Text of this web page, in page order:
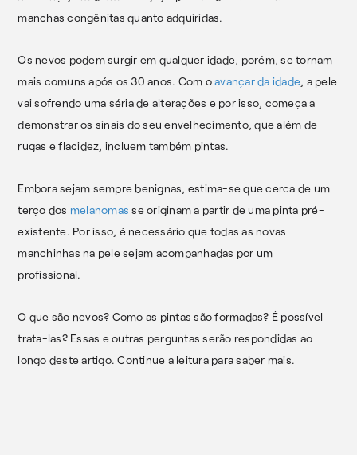
manchas congênitas quanto adquiridas.
Os nevos podem surgir em qualquer idade, porém, se tornam
mais comuns após os 30 anos. Com oavançar da idade , a pele
vai sofrendo uma séria de alterações e por isso, começa a
demonstrar os sinais do seu envelhecimento, que além de
rugas e flacidez, incluem também pintas.
Embora sejam sempre benignas, estima-se que cerca de um
terço dos melanomas se originam a partir de uma pinta pré-
existente. Por isso, é necessário que todas as novas
manchinhas na pele sejam acompanhadas por um
profissional.
O que são nevos? Como as pintas são formadas? É possível
trata-las? Essas e outras perguntas serão respondidas ao
longo deste artigo. Continue a leitura para saber mais.